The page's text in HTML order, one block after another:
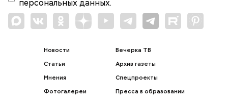
персональных данных.
Новости
Статьи
Мнения
Фотогалереи
Вечерка ТВ
Архив газеты
Спецпроекты
Пресса в образовании